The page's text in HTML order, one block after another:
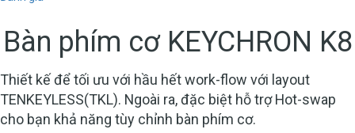
Bàn phím cơ KEYCHRON K8
Thiết kế để tối ưu với hầu hết work-flow với layout
TENKEYLESS(TKL). Ngoài ra, đặc biệt hỗ trợ Hot-swap
cho bạn khả năng tùy chỉnh bàn phím cơ.